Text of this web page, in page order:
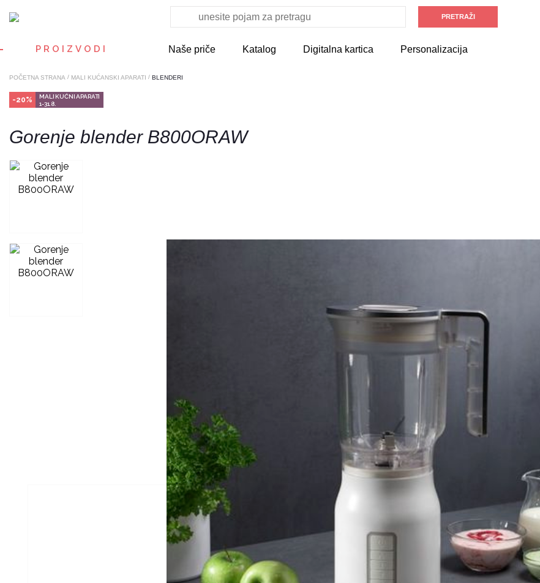
PROIZVODI Naše priče Katalog Digitalna kartica Personalizacija
POČETNA STRANA / MALI KUĆANSKI APARATI / BLENDERI
Gorenje blender B800ORAW
-20%
MALI KUĆNI APARATI
1-31.8.